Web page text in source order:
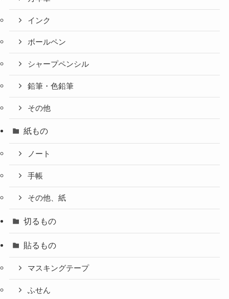
インク
ボールペン
シャープペンシル
鉛筆・色鉛筆
その他
紙もの
ノート
手帳
その他、紙
切るもの
貼るもの
マスキングテープ
ふせん